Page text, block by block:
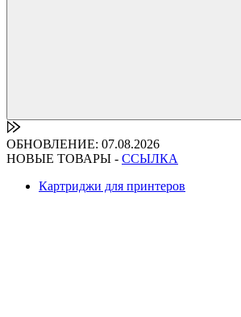
ОБНОВЛЕНИЕ: 07.08.2026
НОВЫЕ ТОВАРЫ - ССЫЛКА
Картриджи для принтеров